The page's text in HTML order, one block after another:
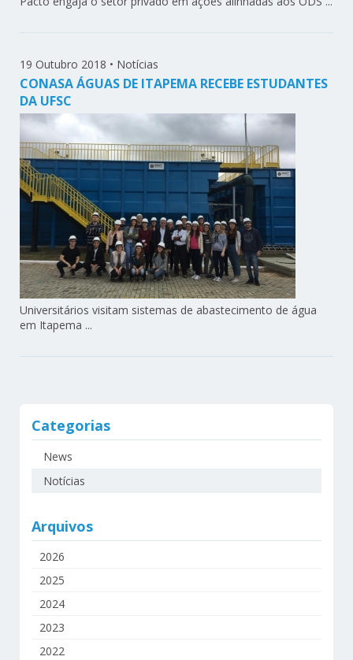
19 Outubro 2018 • Notícias
CONASA ÁGUAS DE ITAPEMA RECEBE ESTUDANTES
DA UFSC
Universitários visitam sistemas de abastecimento de água
em Itapema ...
Categorias
News
Notícias
Arquivos
2026
2025
2024
2023
2022